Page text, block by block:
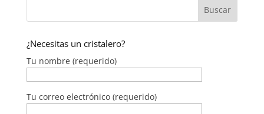
¿Necesitas un cristalero?
Tu nombre (requerido)
Tu correo electrónico (requerido)